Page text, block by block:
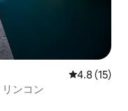
レビュー15
4.8 (15)
別荘「アイレス・デル・ウバハイ」 リンコン